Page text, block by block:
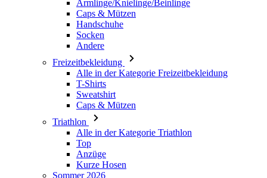
Freizeitbekleidung
Alle in der Kategorie Freizeitbekleidung
T-Shirts
Sweatshirt
Caps & Mützen
Triathlon
Alle in der Kategorie Triathlon
Top
Anzüge
Kurze Hosen
Sommer 2026
Team-Repliken
Special Editions
Ausverkauf
Geschenkgutscheine